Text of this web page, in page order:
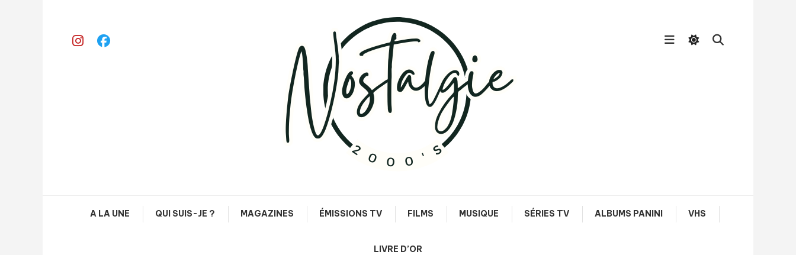
Content
Nostalgie 2000's
A LA UNE QUI SUIS-JE ? MAGAZINES ÉMISSIONS TV FILMS MUSIQUE SÉRIES TV ALBUMS PANINI VHS
LIVRE D’OR